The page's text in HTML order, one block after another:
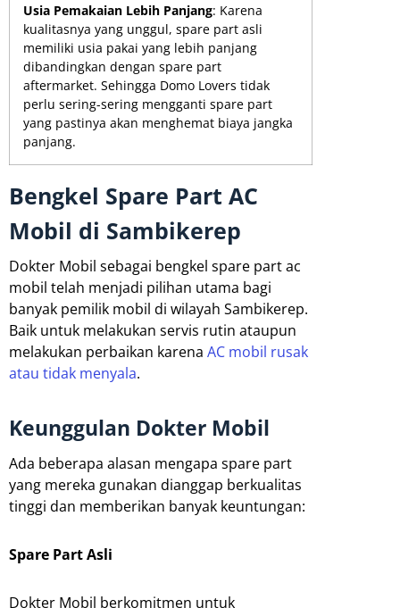
Usia Pemakaian Lebih Panjang: Karena
kualitasnya yang unggul, spare part asli
memiliki usia pakai yang lebih panjang
dibandingkan dengan spare part
aftermarket. Sehingga Domo Lovers tidak
perlu sering-sering mengganti spare part
yang pastinya akan menghemat biaya jangka
panjang.
Bengkel Spare Part AC
Mobil di Sambikerep
Dokter Mobil sebagai bengkel spare part ac
mobil telah menjadi pilihan utama bagi
banyak pemilik mobil di wilayah Sambikerep.
Baik untuk melakukan servis rutin ataupun
melakukan perbaikan karena AC mobil rusak
atau tidak menyala.
Keunggulan Dokter Mobil
Ada beberapa alasan mengapa spare part
yang mereka gunakan dianggap berkualitas
tinggi dan memberikan banyak keuntungan:
Spare Part Asli
Dokter Mobil berkomitmen untuk